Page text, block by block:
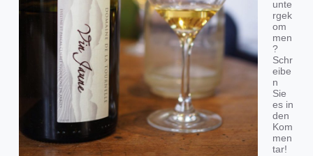
unte
rgek
om
men
?
Schr
eibe
n
Sie
es in
den
Kom
men
tar!